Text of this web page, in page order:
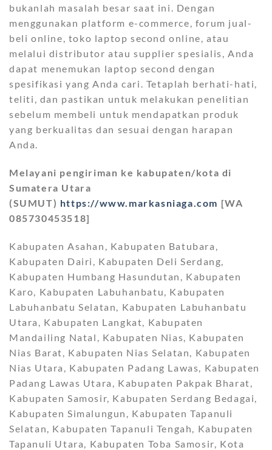
bukanlah masalah besar saat ini. Dengan
menggunakan platform e-commerce, forum jual-
beli online, toko laptop second online, atau
melalui distributor atau supplier spesialis, Anda
dapat menemukan laptop second dengan
spesifikasi yang Anda cari. Tetaplah berhati-hati,
teliti, dan pastikan untuk melakukan penelitian
sebelum membeli untuk mendapatkan produk
yang berkualitas dan sesuai dengan harapan
Anda.
Melayani pengiriman ke kabupaten/kota di
Sumatera Utara
(SUMUT) https://www.markasniaga.com [WA
085730453518]
Kabupaten Asahan, Kabupaten Batubara,
Kabupaten Dairi, Kabupaten Deli Serdang,
Kabupaten Humbang Hasundutan, Kabupaten
Karo, Kabupaten Labuhanbatu, Kabupaten
Labuhanbatu Selatan, Kabupaten Labuhanbatu
Utara, Kabupaten Langkat, Kabupaten
Mandailing Natal, Kabupaten Nias, Kabupaten
Nias Barat, Kabupaten Nias Selatan, Kabupaten
Nias Utara, Kabupaten Padang Lawas, Kabupaten
Padang Lawas Utara, Kabupaten Pakpak Bharat,
Kabupaten Samosir, Kabupaten Serdang Bedagai,
Kabupaten Simalungun, Kabupaten Tapanuli
Selatan, Kabupaten Tapanuli Tengah, Kabupaten
Tapanuli Utara, Kabupaten Toba Samosir, Kota